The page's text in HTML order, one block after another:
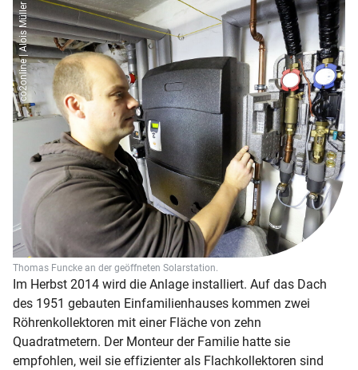
Thomas Funcke an der geöffneten Solarstation.
co2online | Alois Müller
Im Herbst 2014 wird die Anlage installiert. Auf das Dach
des 1951 gebauten Einfamilienhauses kommen zwei
Röhrenkollektoren mit einer Fläche von zehn
Quadratmetern. Der Monteur der Familie hatte sie
empfohlen, weil sie effizienter als Flachkollektoren sind